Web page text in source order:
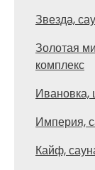
Звезда,
Золотая
комплекс
Ивановка,
Империя,
Кайф,